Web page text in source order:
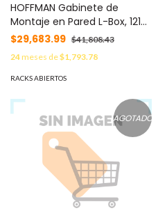
HOFFMAN Gabinete de
Montaje en Pared L-Box, 1219
x 610 x 313 mm, de Acero, 12
UR, Color Gris MOD:
DBL482412G
$29,683.99 $41,808.43
24meses de$1,793.78
RACKS ABIERTOS
AGOTADO